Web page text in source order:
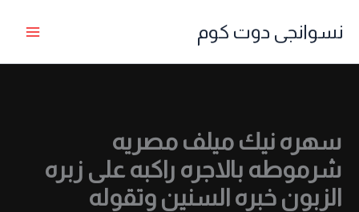
نسوانجى دوت كوم
سهره نيك ميلف مصريه
شرموطه بالاجره راكبه على زبره
الزبون خبره السنين وتقوله